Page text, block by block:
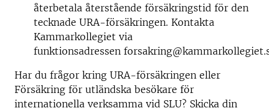
återbetala återstående försäkringstid för den
tecknade URA-försäkringen. Kontakta
Kammarkollegiet via
funktionsadressen
Har du frågor kring URA-försäkringen eller
Försäkring för utländska besökare för
internationella verksamma vid SLU? Skicka din